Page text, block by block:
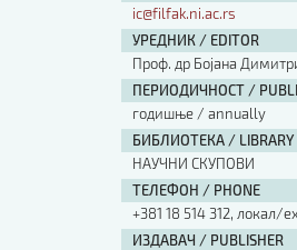
ic@filfak.ni.ac.rs
УРЕДНИК / EDITOR
Проф. др Бојана
ПЕРИОДИЧНОСТ /
годишње / annually
БИБЛИОТЕКА / LIBRARY
НАУЧНИ СКУПОВИ
ТЕЛЕФОН / PHONE
+381 18 514 312, локал/
ИЗДАВАЧ / PUBLISHER